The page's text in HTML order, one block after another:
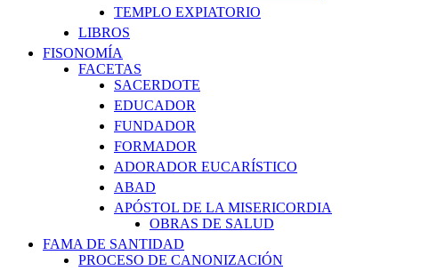
TEMPLO EXPIATORIO
LIBROS
FISONOMÍA
FACETAS
SACERDOTE
EDUCADOR
FUNDADOR
FORMADOR
ADORADOR EUCARÍSTICO
ABAD
APÓSTOL DE LA MISERICORDIA
OBRAS DE SALUD
FAMA DE SANTIDAD
PROCESO DE CANONIZACIÓN